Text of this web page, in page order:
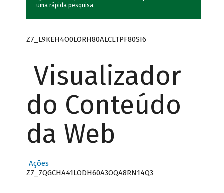
uma rápida pesquisa.
Z7_L9KEH4O0LORH80ALCLTPF80SI6
Visualizador
do Conteúdo
da Web
Ações
Z7_7QGCHA41LODH60A3OQA8RN14Q3